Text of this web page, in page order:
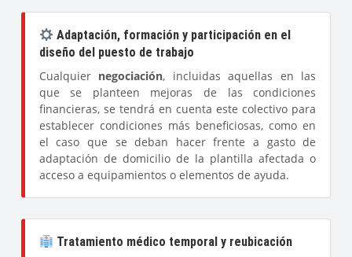
Adaptación, formación y participación en el
diseño del puesto de trabajo
Cualquier negociación, incluidas aquellas en las
que se planteen mejoras de las condiciones
financieras, se tendrá en cuenta este colectivo para
establecer condiciones más beneficiosas, como en
el caso que se deban hacer frente a gasto de
adaptación de domicilio de la plantilla afectada o
acceso a equipamientos o elementos de ayuda.
Tratamiento médico temporal y reubicación